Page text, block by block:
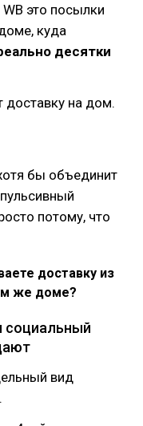
это посылки
куда
десятки
доставку на дом.
бы объединит
потому, что
доставку из
же доме?
социальный
вид